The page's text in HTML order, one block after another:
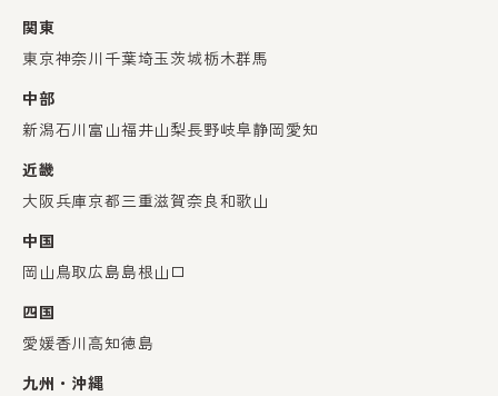
関東
東京神奈川 千葉埼玉茨城栃木群馬
中部
新潟石川 富山福井山梨長野岐阜静岡愛知
近畿
大阪兵庫京都三重滋賀奈良和歌山
中国
岡山鳥取広島島根山口
四国
愛媛香川 高知徳島
九州・沖縄